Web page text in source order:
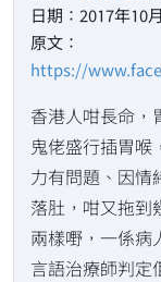
日期：2017年10
原文：
https://
香港人咁長命，
鬼佬盛行插胃
力有問題、因情
落肚，咁又拖到
兩樣嘢，一係病
言語治療師判定